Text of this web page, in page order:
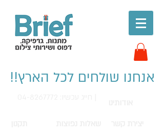
אנחנו שולחים לכל הארץ!!